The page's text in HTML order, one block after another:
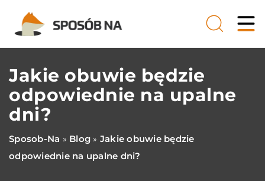
Jakie obuwie będzie
odpowiednie na upalne
dni?
Sposob-Na » Blog » Jakie obuwie będzie
odpowiednie na upalne dni?